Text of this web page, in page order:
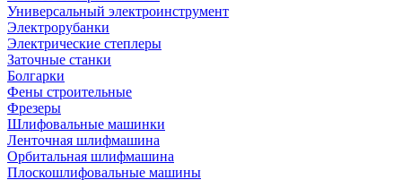
Универсальный электроинструмент
Электрорубанки
Электрические степлеры
Заточные станки
Болгарки
Фены строительные
Фрезеры
Шлифовальные машинки
Ленточная шлифмашина
Орбитальная шлифмашина
Плоскошлифовальные машины